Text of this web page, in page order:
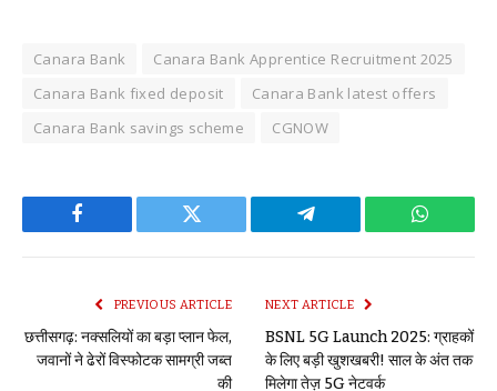
Canara Bank
Canara Bank Apprentice Recruitment 2025
Canara Bank fixed deposit
Canara Bank latest offers
Canara Bank savings scheme
CGNOW
Facebook Twitter Telegram
PREVIOUS ARTICLE
छत्तीसगढ़: नक्सलियों का बड़ा प्लान फेल,
जवानों ने ढेरों विस्फोटक सामग्री जब्त
की
NEXT ARTICLE
BSNL 5G Launch 2025: ग्राहकों
के लिए बड़ी खुशखबरी! साल के अंत तक
मिलेगा तेज़ 5G नेटवर्क